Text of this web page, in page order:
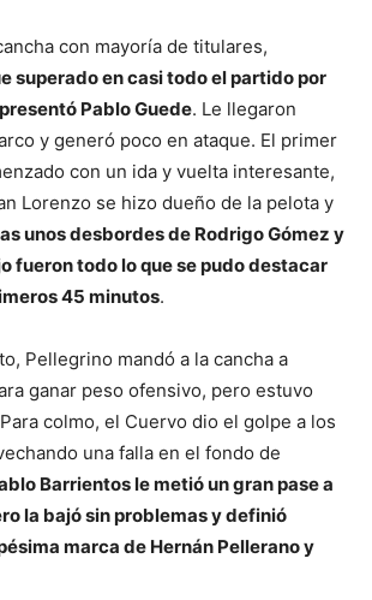
con mayoría de titulares,
superado en casi todo el partido por
Pablo Guede. Le llegaron
y generó poco en ataque. El primer
con un ida y vuelta interesante,
Lorenzo se hizo dueño de la pelota y
unos desbordes de Rodrigo Gómez y
fueron todo lo que se pudo destacar
45 minutos.
Pellegrino mandó a la cancha a
ganar peso ofensivo, pero estuvo
colmo, el Cuervo dio el golpe a los
una falla en el fondo de
Barrientos le metió un gran pase a
la bajó sin problemas y definió
marca de Hernán Pellerano y